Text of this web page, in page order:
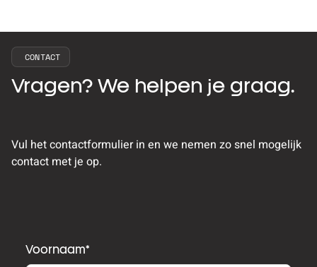
CONTACT
Vragen? We helpen je graag.
Vul het contactformulier in en we nemen zo snel mogelijk
contact met je op.
Voornaam*